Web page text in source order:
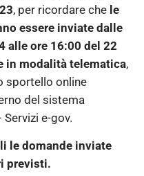
, per ricordare che le
essere inviate dalle
alle ore 16:00 del 22
in modalità telematica,
sportello online
del sistema
e-gov.
le domande inviate
previsti.